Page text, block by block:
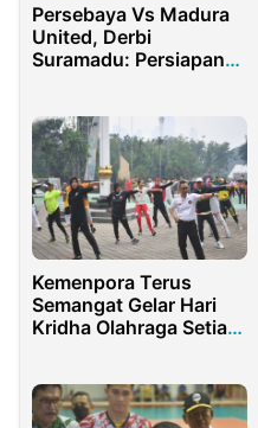
Persebaya Vs Madura
United, Derbi
Suramadu: Persiapan
Kemenpora Terus
Semangat Gelar Hari
Kridha Olahraga Setiap